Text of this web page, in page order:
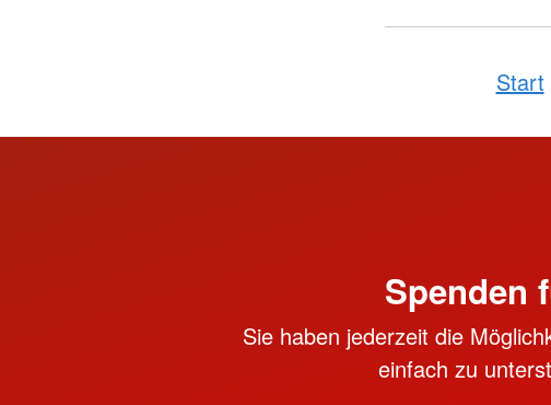
Start
Spenden
Sie haben jederzeit die
einfach zu